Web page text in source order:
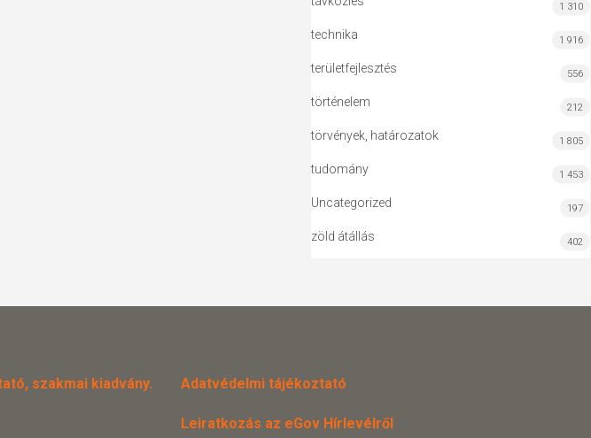
1 310
technika 1 916
területfejlesztés 556
történelem 212
törvények, határozatok 1 805
tudomány 1 453
Uncategorized 197
zöld átállás 402
szakmai kiadvány.
Adatvédelmi tájékoztató
Leiratkozás az eGov Hírlevélről